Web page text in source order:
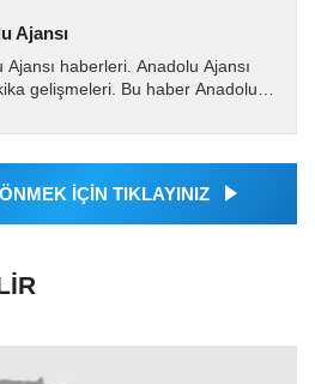
Ajansı
Ajansı haberleri. Anadolu Ajansı
gelişmeleri. Bu haber Anadolu
İÇİN TIKLAYINIZ